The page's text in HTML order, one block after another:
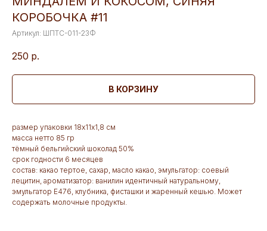
КОРОБОЧКА #11
Артикул: ШПТС-011-23Ф
250 р.
В КОРЗИНУ
размер упаковки 18х11х1,8 см
масса нетто 85 гр
тёмный бельгийский шоколад 50%
срок годности 6 месяцев
состав: какао тертое, сахар, масло какао, эмульгатор: соевый
лецитин, ароматизатор: ванилин идентичный натуральному,
эмульгатор Е476, клубника, фисташки и жаренный кешью. Может
содержать молочные продукты.